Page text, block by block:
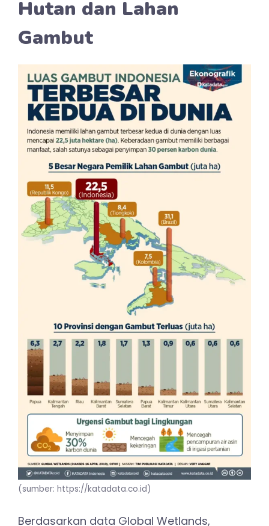
Hutan dan Lahan
Gambut
(sumber: https://katadata.co.id)
Berdasarkan data Global Wetlands,